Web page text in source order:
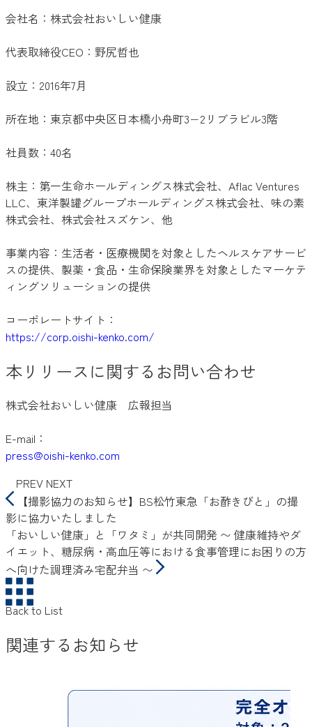
会社名：株式会社おいしい健康
代表取締役CEO：野尻哲也
設立：2016年7月
所在地：東京都中央区日本橋小舟町3−2リブラビル3階
社員数：40名
株主：第一生命ホールディングス株式会社、Aflac Ventures
LLC、東洋製罐グループホールディングス株式会社​​、味の素
株式会社、株式会社スズケン、他
事業内容：生活者・医療機関を対象としたヘルスケアサービ
スの提供、製薬・食品・生命保険業界を対象としたマーケテ
ィングソリューションの提供
コーポレートサイト：
https://corp.oishi-kenko.com/
本リリースに関するお問い合わせ
株式会社おいしい健康 広報担当
E-mail：
press@oishi-kenko.com
PREV NEXT
【撮影協力のお知らせ】BS松竹東急「お酢きびと」の撮
影に協力いたしました
「おいしい健康」と「ワタミ」が共同開発 〜 健康維持やダ
イエット、糖尿病・高血圧等における食事管理にお困りの方
へ向けた調理済み宅配弁当 〜
Back to List
関連するお知らせ